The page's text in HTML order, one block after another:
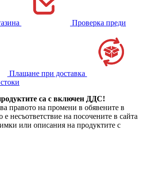
Проверка преди
Плащане при доставка
са с включен ДДС!
правото на промени в обявените в
несъответствие на посочените в сайта
или описания на продуктите с